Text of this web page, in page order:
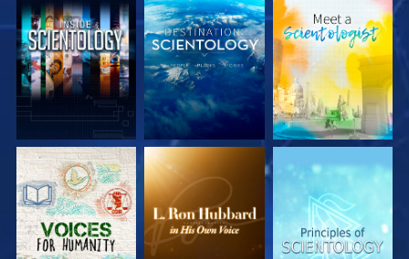
SERIE
ENTDECKEN
SERIE
ENTDECKEN
SERIE
ENTDECKEN